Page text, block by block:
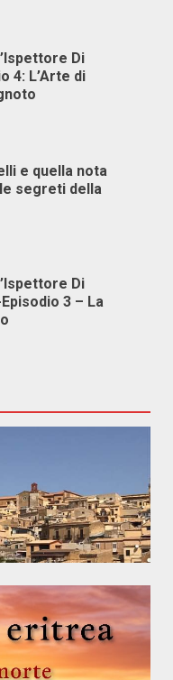
Di
4: L’Arte di
e quella nota
segreti della
Di
3 – La